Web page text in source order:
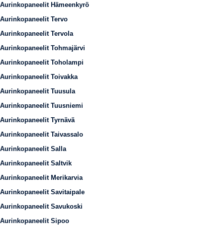
Aurinkopaneelit Hämeenkyrö
Aurinkopaneelit Tervo
Aurinkopaneelit Tervola
Aurinkopaneelit Tohmajärvi
Aurinkopaneelit Toholampi
Aurinkopaneelit Toivakka
Aurinkopaneelit Tuusula
Aurinkopaneelit Tuusniemi
Aurinkopaneelit Tyrnävä
Aurinkopaneelit Taivassalo
Aurinkopaneelit Salla
Aurinkopaneelit Saltvik
Aurinkopaneelit Merikarvia
Aurinkopaneelit Savitaipale
Aurinkopaneelit Savukoski
Aurinkopaneelit Sipoo